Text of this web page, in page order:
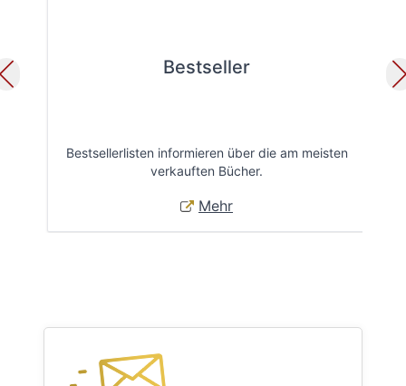
Bestseller
Bestsellerlisten informieren über die am meisten
verkauften Bücher.
Mehr